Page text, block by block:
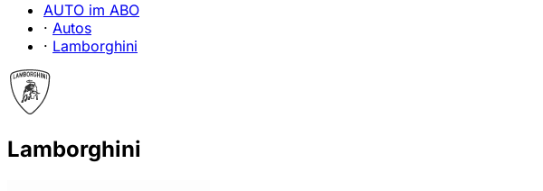
AUTO im ABO
· Autos
· Lamborghini
Lamborghini